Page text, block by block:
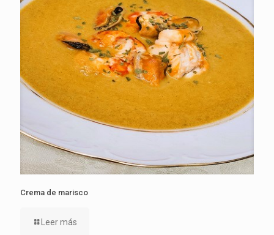
Crema de marisco
Leer más